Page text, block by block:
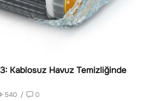
Kablosuz Havuz Temizliğinde
540 / 0